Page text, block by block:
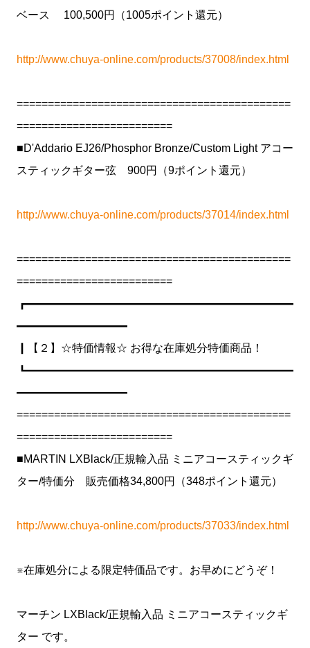
ベース 100,500円（1005ポイント還元）
http://www.chuya-online.com/products/37008/index.html
============================================
=========================
■D'Addario EJ26/Phosphor Bronze/Custom Light アコー
スティックギター弦 900円（9ポイント還元）
http://www.chuya-online.com/products/37014/index.html
============================================
=========================
┏━━━━━━━━━━━━━━━━━━━━━━━━
━━━━━━━━━━
┃【２】☆特価情報☆ お得な在庫処分特価商品！
┗━━━━━━━━━━━━━━━━━━━━━━━━
━━━━━━━━━━
============================================
=========================
■MARTIN LXBlack/正規輸入品 ミニアコースティックギ
ター/特価分 販売価格34,800円（348ポイント還元）
http://www.chuya-online.com/products/37033/index.html
※在庫処分による限定特価品です。お早めにどうぞ！
マーチン LXBlack/正規輸入品 ミニアコースティックギ
ター です。